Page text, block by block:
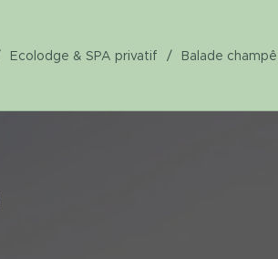
Ecolodge & SPA privatif Balade